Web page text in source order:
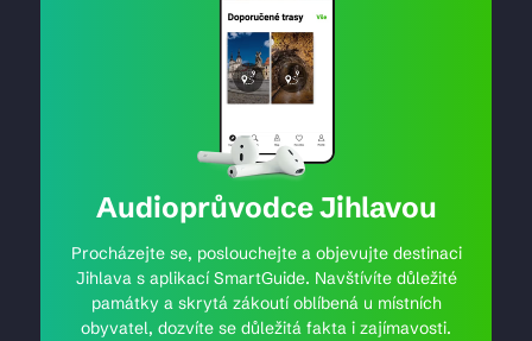
Audioprůvodce Jihlavou
Procházejte se, poslouchejte a objevujte destinaci
Jihlava s aplikací SmartGuide. Navštívíte důležité
památky a skrytá zákoutí oblíbená u místních
obyvatel, dozvíte se důležitá fakta i zajímavosti.